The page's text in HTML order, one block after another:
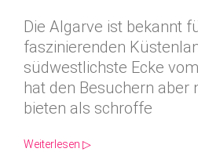
Die Algarve ist bekannt
faszinierenden
südwestlichste Ecke
hat den Besuchern aber
bieten als schroffe
Weiterlesen ▷